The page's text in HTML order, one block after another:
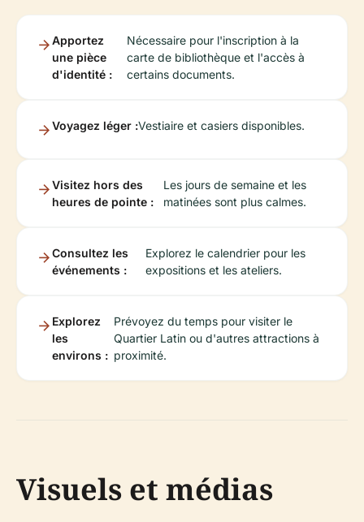
Apportez
une pièce
d'identité :
Nécessaire pour l'inscription à la
carte de bibliothèque et l'accès à
certains documents.
Voyagez léger :Vestiaire et casiers disponibles.
Visitez hors des
heures de pointe :
Les jours de semaine et les
matinées sont plus calmes.
Consultez les
événements :
Explorez le calendrier pour les
expositions et les ateliers.
Explorez
les
environs :
Prévoyez du temps pour visiter le
Quartier Latin ou d'autres attractions à
proximité.
Visuels et médias